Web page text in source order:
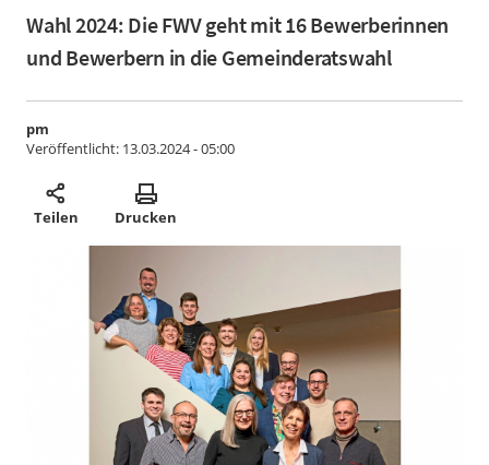
Wahl 2024: Die FWV geht mit 16 Bewerberinnen
und Bewerbern in die Gemeinderatswahl
pm
Veröffentlicht: 13.03.2024 - 05:00
Teilen Drucken